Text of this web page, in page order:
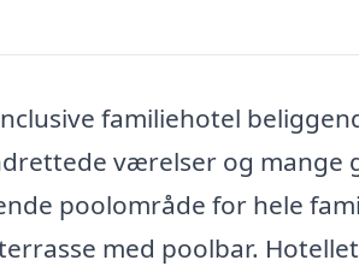
familiehotel
værelser og mange
poolområde for hele
med poolbar.